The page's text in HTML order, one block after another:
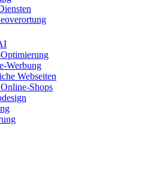
Werbung
Webseiten
Shops